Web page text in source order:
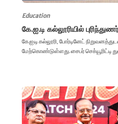
Education
கே.ஐ.டி கல்லூரியில்
கே.ஐ.டி கல்லூரி, போர்டினேட்
மேற்கொண்டுள்ளது. சைபர் செக்யூரிட்டி